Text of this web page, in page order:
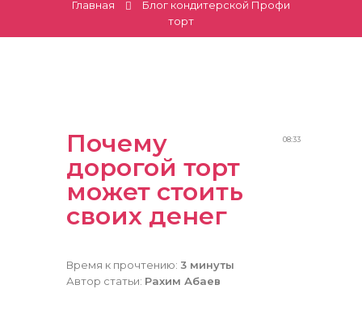
Главная
Блог кондитерской Профи
торт
08:33
Почему
дорогой торт
может стоить
своих денег
Время к прочтению: 3 минуты
Автор статьи: Рахим Абаев